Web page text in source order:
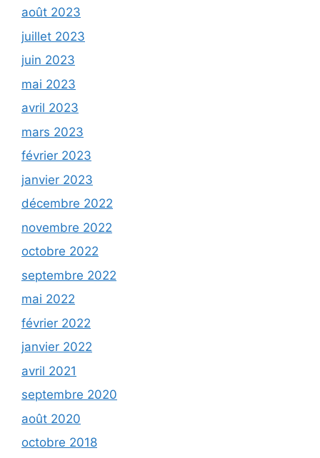
août 2023
juillet 2023
juin 2023
mai 2023
avril 2023
mars 2023
février 2023
janvier 2023
décembre 2022
novembre 2022
octobre 2022
septembre 2022
mai 2022
février 2022
janvier 2022
avril 2021
septembre 2020
août 2020
octobre 2018